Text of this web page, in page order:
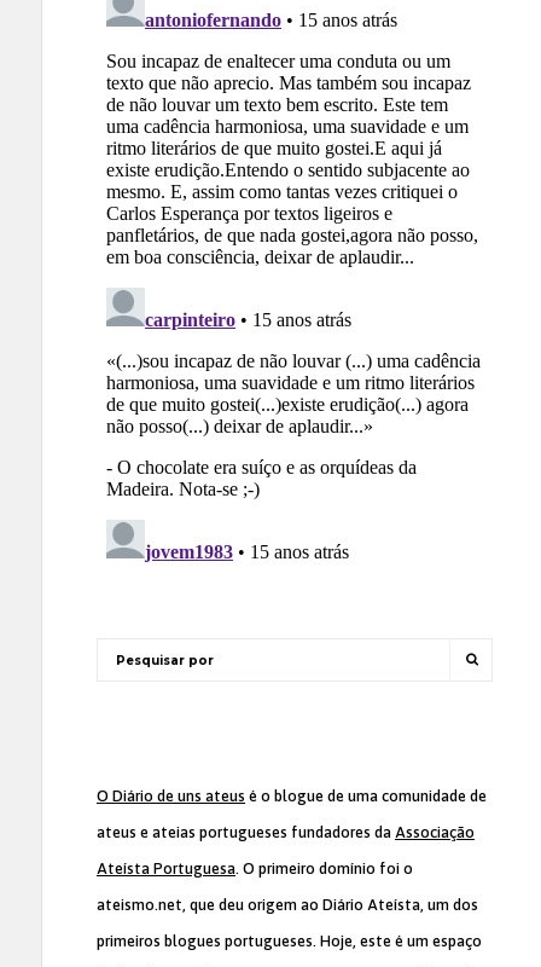
O Diário de uns ateus é o blogue de uma comunidade de
ateus e ateias portugueses fundadores da Associação
Ateísta Portuguesa. O primeiro domínio foi o
ateismo.net, que deu origem ao Diário Ateísta, um dos
primeiros blogues portugueses. Hoje, este é um espaço